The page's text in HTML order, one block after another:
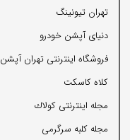
تهران تیونینگ
دنیای آپشن خودرو
فروشگاه اینترنتی تهران آپشن
كلاه كاسكت
مجله اینترنتی كولاك
مجله كلبه سرگرمی